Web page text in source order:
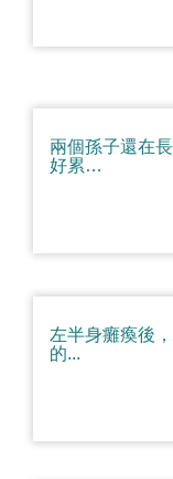
兩個孫子還在
好累…
左半身癱瘓後
的...